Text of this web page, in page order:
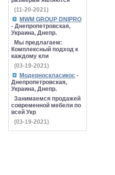
(11-20-2021)
MWM GROUP DNIPRO
- Днепропетровская,
Украина, Днепр.
Мы предлагаем:
Комплексный подход к
каждому кли
(03-19-2021)
Модерноскласикос -
Днепропетровская,
Украина, Днепр.
Занимаемся продажей
современной мебели по
всей Укр
(03-19-2021)